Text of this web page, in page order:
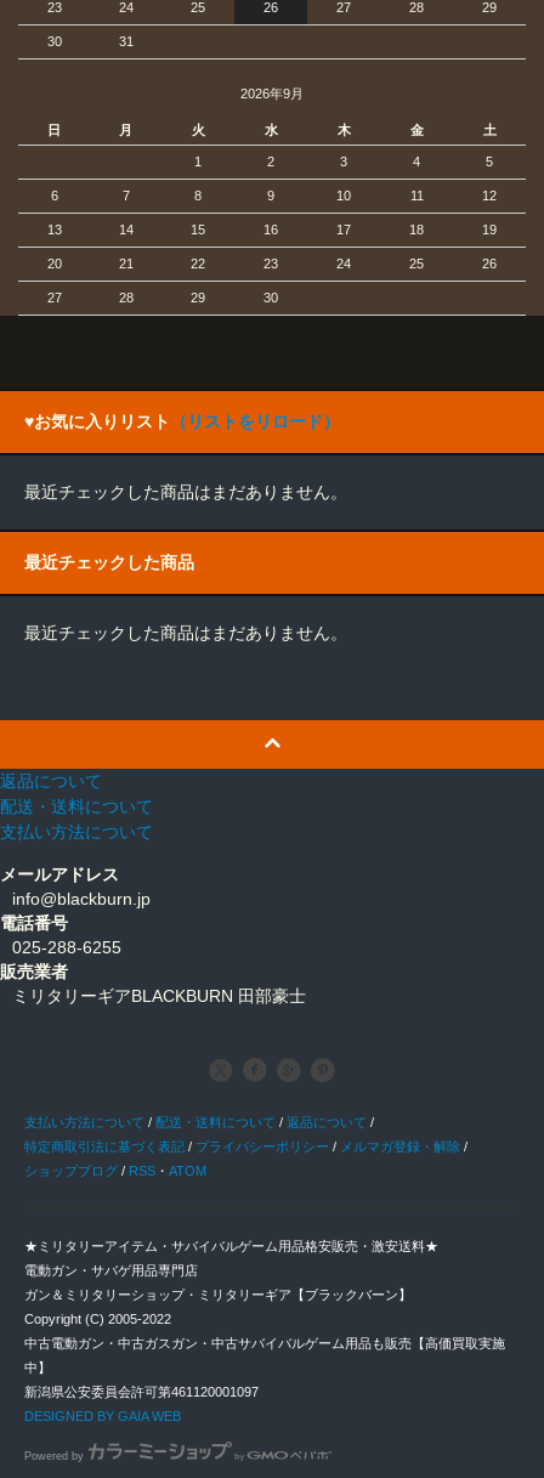
23 24 25 26 27 28 29
30 31
2026年9月
日 月 火 水 木 金 土
1 2 3 4 5
6 7 8 9 10 11 12
13 14 15 16 17 18 19
20 21 22 23 24 25 26
27 28 29 30
♥お気に入りリスト （リストをリロード）
最近チェックした商品はまだありません。
最近チェックした商品
最近チェックした商品はまだありません。
返品について
配送・送料について
支払い方法について
メールアドレス
info@blackburn.jp
電話番号
025-288-6255
販売業者
ミリタリーギアBLACKBURN 田部豪士
支払い方法について / 配送・送料について / 返品について /
特定商取引法に基づく表記 / プライバシーポリシー / メルマガ登録・解除 /
ショップブログ / RSS ・ ATOM
★ミリタリーアイテム・サバイバルゲーム用品格安販売・激安送料★
電動ガン・サバゲ用品専門店
ガン＆ミリタリーショップ・ミリタリーギア【ブラックバーン】
Copyright (C) 2005-2022
中古電動ガン・中古ガスガン・中古サバイバルゲーム用品も販売【高価買取実施
中】
新潟県公安委員会許可第461120001097
DESIGNED BY GAIA WEB
Powered by